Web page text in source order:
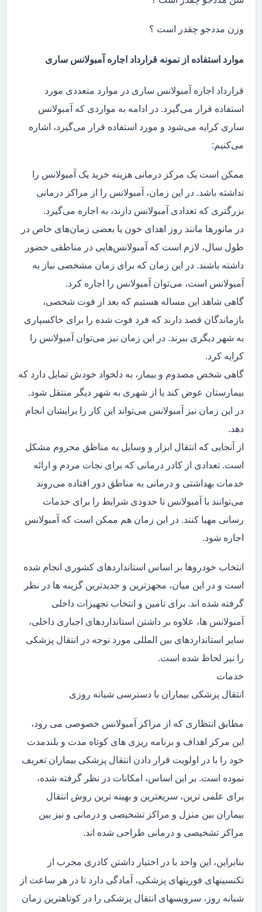
وزن مددجو چقدر است ؟
موارد استفاده از نمونه قرارداد اجاره آمبولانس ساری
قرارداد اجاره آمبولانس ساری در موارد متعددی مورد
استفاده قرار می‌گیرد. در ادامه به مواردی که آمبولانس
ساری کرایه می‌شود و مورد استفاده قرار می‌گیرد، اشاره
می‌کنیم:
ممکن است یک مرکز درمانی هزینه خرید یک آمبولانس را
نداشته باشد. در این زمان، آمبولانس را از مراکز درمانی
بزرگتری که تعدادی آمبولانس دارند، به اجاره می‌گیرد.
در مانور‌ها مانند روز اهدای خون یا بعضی زمان‌های خاص در
طول سال، لازم است که آمبولانس‌هایی در مناطقی حضور
داشته باشند. در این زمان که برای زمان مشخصی نیاز به
آمبولانس است، می‌توان آمبولانس را اجاره کرد.
گاهی شاهد این مساله هستیم که بعد از فوت شخصی،
بازماندگان قصد دارند که فرد فوت شده را برای خاکسپاری
به شهر دیگری ببرند. در این زمان نیز می‌توان آمبولانس را
کرایه کرد.
گاهی شخص مصدوم و بیمار، به دلخواد خودش تمایل دارد که
بیمارستان عوض کند یا از شهری به شهر دیگر منتقل شود.
در این زمان نیز آمبولانس می‌تواند این کار را برایشان انجام
دهد.
از آنجایی که انتقال ابزار و وسایل به مناظق محروم مشکل
است. تعدادی از کادر درمانی که برای نجات مردم و ارائه
خدمات بهداشتی و درمانی به مناطق دور افتاده می‌روند
می‌توانند با آمبولانس تا حدودی شرایط را برای خدمات
رسانی مهیا کنند. در این زمان هم ممکن است که آمبولانس
اجاره شود.
انتخاب خودروها بر اساس استانداردهای کشوری انجام شده
است و در این میان، مجهزترین و جدیدترین گزینه ها در نظر
گرفته شده اند. برای تامین و انتخاب تجهیزات داخلی
آمبولانس ها، علاوه بر داشتن استانداردهای اجباری داخلی،
سایر استانداردهای بین المللی مورد توجه در انتقال پزشکی
را نیز لحاظ شده است.
خدمات
انتقال پزشکی بیماران با دسترسی شبانه روزی
مطابق انتظاری که از مراکز آمبولانس خصوصی می رود،
این مرکز اهداف و برنامه ریزی های کوتاه مدت و بلندمدت
خود را با در اولویت قرار دادن انتقال پزشکی بیماران تعریف
نموده است. بر این اساس، امکانات در نظر گرفته شده،
برای علمی ترین، سریعترین و بهینه ترین روش انتقال
بیماران بین منزل و مراکز تشخیصی و درمانی و نیز بین
مراکز تشخیصی و درمانی طراحی شده اند.
بنابراین، این واحد با در اختیار داشتن کادری مجرب از
تکنسینهای فوریتهای پزشکی، آمادگی دارد تا در هر ساعت از
شبانه روز، سرویسهای انتقال پزشکی را در کوتاهترین زمان